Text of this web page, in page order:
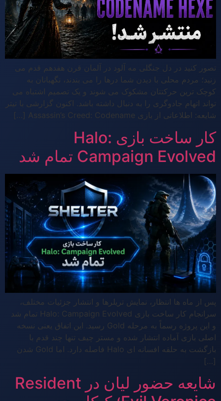
تصور کنید در دل جنگلی مه آلود در آلمان قرن هفدهم قدم می
زنید؛ مردم محلی با دیدن شما درها را می بندند، نگهبانان به
کوچک ترین حرکتتان مشکوک می شوند و یک تصمیم اشتباه می
تواند اتهام جادوگری را به دنبال داشته باشد. اکنون گزارشی با تیتر
شایعه: اطلاعاتی از بازی Assassin’s Creed: Codename […]
کار ساخت بازی Halo:
Campaign Evolved تمام شد
پس از ماه ها انتظار، نمایش تریلرها و انتشار جزئیات مختلف،
سرانجام کار ساخت بازی Halo: Campaign Evolved تمام شد
و این پروژه رسماً به مرحله Gold رسید. این اتفاق یعنی نسخه
اصلی بازی آماده انتشار شده و مستر چیف تنها چند قدم با
بازگشت به حلقه افسانه ای Halo فاصله دارد. اما Gold شدن
[…]
شایعه حضور لیان در Resident